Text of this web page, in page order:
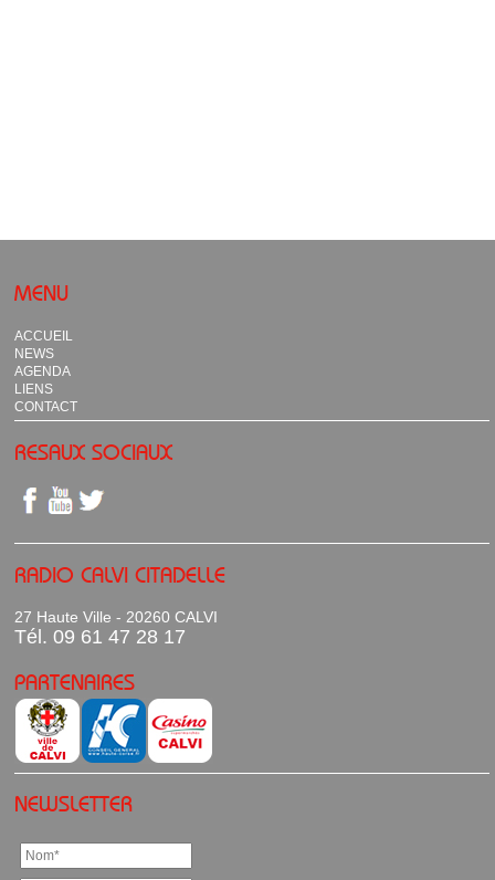
MENU
ACCUEIL
NEWS
AGENDA
LIENS
CONTACT
RESAUX SOCIAUX
RADIO CALVI CITADELLE
27 Haute Ville - 20260 CALVI
Tél. 09 61 47 28 17
PARTENAIRES
NEWSLETTER